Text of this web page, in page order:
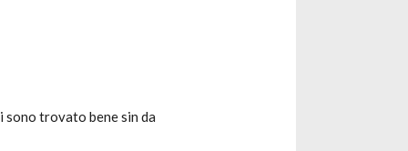
sono trovato bene sin da